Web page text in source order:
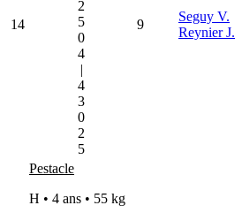
14
2
5
0
4
|
4
3
0
2
5
9
Seguy V.
Reynier J.
Pestacle
H • 4 ans • 55 kg